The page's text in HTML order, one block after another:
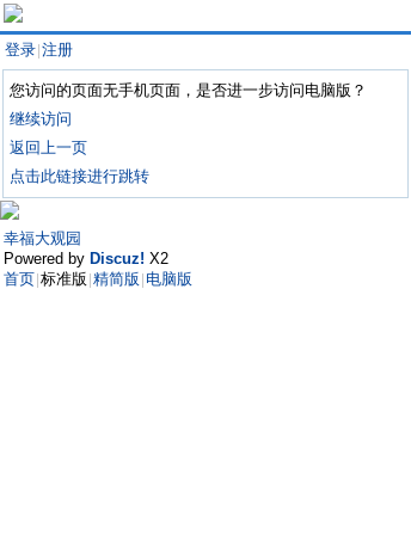
登录 注册
您访问的页面无手机页面，是否进一步访问电脑版？
继续访问
返回上一页
点击此链接进行跳转
幸福大观园
Powered by Discuz! X2
首页 标准版 精简版 电脑版